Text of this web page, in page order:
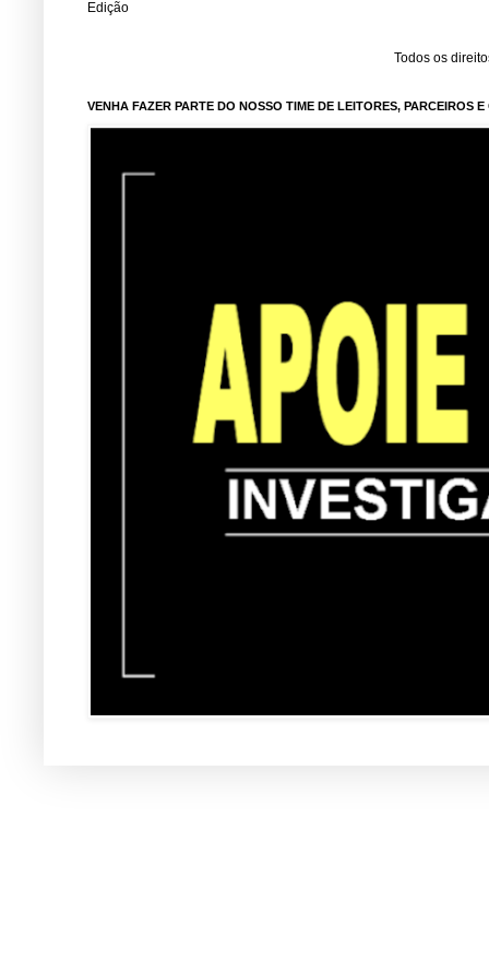
Edição
Todos os
VENHA FAZER PARTE DO NOSSO TIME DE LEITORES, PARCEIROS